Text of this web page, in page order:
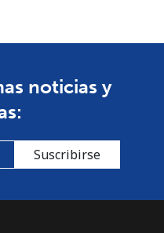
noticias y
Suscribirse